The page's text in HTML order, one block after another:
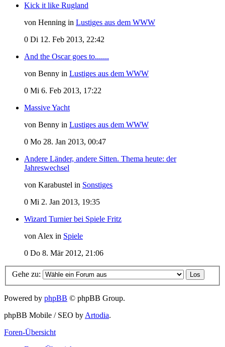
Kick it like Rugland
von Henning in Lustiges aus dem WWW
0 Di 12. Feb 2013, 22:42
And the Oscar goes to.......
von Benny in Lustiges aus dem WWW
0 Mi 6. Feb 2013, 17:22
Massive Yacht
von Benny in Lustiges aus dem WWW
0 Mo 28. Jan 2013, 00:47
Andere Länder, andere Sitten. Thema heute: der
Jahreswechsel
von Karabustel in Sonstiges
0 Mi 2. Jan 2013, 19:35
Wizard Turnier bei Spiele Fritz
von Alex in Spiele
0 Do 8. Mär 2012, 21:06
Gehe zu:
Powered by phpBB © phpBB Group.
phpBB Mobile / SEO byArtodia.
Foren-Übersicht